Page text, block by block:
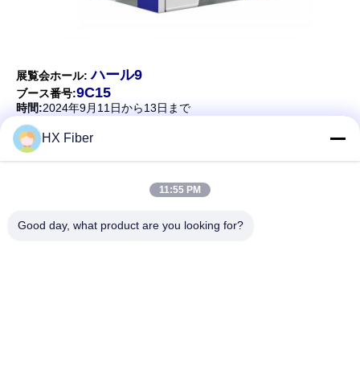
展覧会ホール: ハール9
ブース番号:9C15
時間:2024年9月11日から13日まで
場所:
HX Fiber
11:55 PM
Good day, what product are you looking for?